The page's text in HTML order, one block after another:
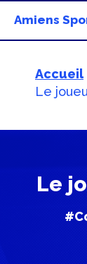
Amiens
Accueil
Le
Le